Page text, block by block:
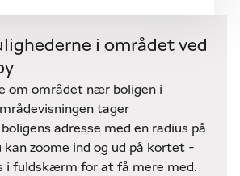
bolig) (areal ca. 55 m2).
et boligområde inden for lokalplan
Zangenbergs Allé, Lindholm”
kontakt home Nørresundby. Du
på Aalborg grundsalg -
i området ved
om området nær boligen i
tager
adresse med en radius på
kan zoome ind og ud på kortet -
i fuldskærm for at få mere med.